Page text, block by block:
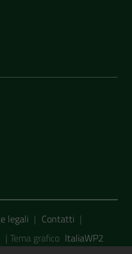
legali | Contatti |
| Tema grafico ItaliaWP2